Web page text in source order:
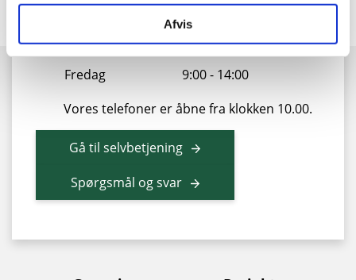
Afvis
Mandag - torsdag
9:00 - 15:30
Fredag
9:00 - 14:00
Vores telefoner er åbne fra klokken 10.00.
Gå til selvbetjening
Spørgsmål og svar